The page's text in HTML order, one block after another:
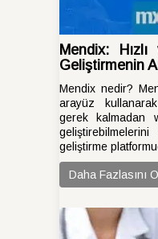
Mendix:
Geliştirmenin
Mendix nedir?
arayüz
gerek kalmadan
geliştirme
Daha Fazlasını